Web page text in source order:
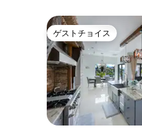
ゲストチョイス
ゲストチョイス